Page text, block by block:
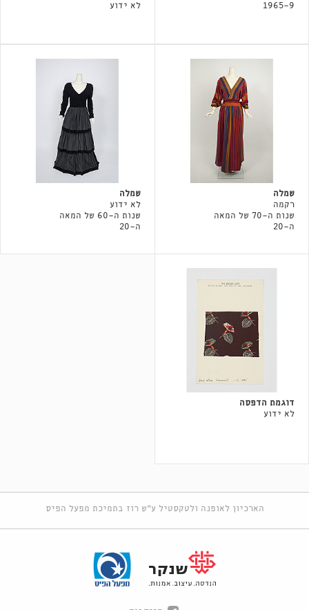
1965-9
לא ידוע
שמלה
רקמה
שנות ה-70 של המאה
ה-20
שמלה
לא ידוע
שנות ה-60 של המאה
ה-20
דוגמת הדפסה
לא ידוע
הארכיון לאופנה ולטקסטיל ע"ש רוז בתמיכת מפעל הפיס